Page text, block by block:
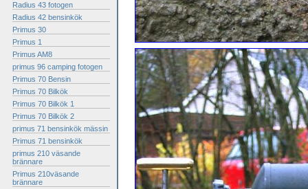
Radius 43 fotogen
Radius 42 bensinkök
Primus 30
Primus 1
Primus AM8
primus 96 camping fotogen
Primus 70 Bensin
Primus 70 Bilkök
Primus 70 Bilkök 1
Primus 70 Bilkök 2
primus 71 bensinkök mässin
Primus 71 bensinkök
primus 210 väsande
brännare
Primus 210väsande
brännare